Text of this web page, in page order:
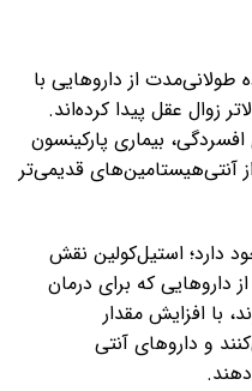
طولانی‌مدت از داروهایی با
زوال عقل پیدا کرده‌اند.
بیماری پارکینسون
آنتی‌هیستامین‌های قدیمی‌تر
دارد؛ استیل‌کولین نقش
داروهایی که برای درمان
با افزایش مقدار
و داروهای آنتی